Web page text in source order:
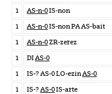
1
AS-n-0IS-non
1
AS-n-0IS-non PA AS-bait
1
AS-n-0ZR-zerez
1
DIAS-0
1
IS-? AS-0 LO-ezinAS-0
1
IS-? AS-0IS-arte